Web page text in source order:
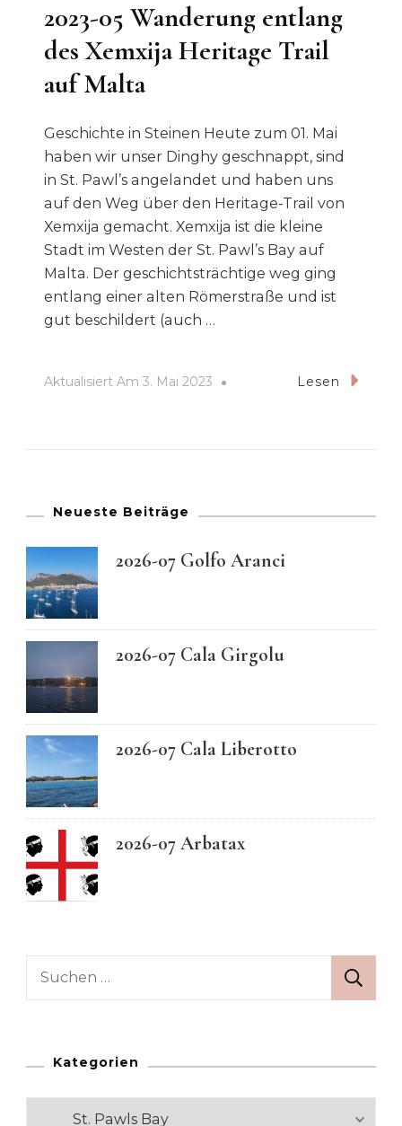
2023-05 Wanderung entlang
des Xemxija Heritage Trail
auf Malta
Geschichte in Steinen Heute zum 01. Mai
haben wir unser Dinghy geschnappt, sind
in St. Pawl’s angelandet und haben uns
auf den Weg über den Heritage-Trail von
Xemxija gemacht. Xemxija ist die kleine
Stadt im Westen der St. Pawl’s Bay auf
Malta. Der geschichtsträchtige weg ging
entlang einer alten Römerstraße und ist
gut beschildert (auch …
Aktualisiert Am 3. Mai 2023 Lesen
Neueste Beiträge
2026-07 Golfo Aranci
2026-07 Cala Girgolu
2026-07 Cala Liberotto
2026-07 Arbatax
Suchen
Kategorien
Kategorien